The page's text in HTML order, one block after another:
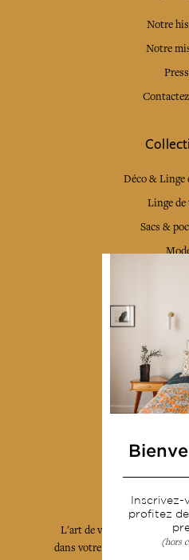
Notre
Notre
Déco & Linge
Linge de
Sacs &
Livraison
CGV
Devenir
Notre
L'art de vivre JAMINI raconté
dans votre boîte mail.
Inscrivez-
profitez
(hors